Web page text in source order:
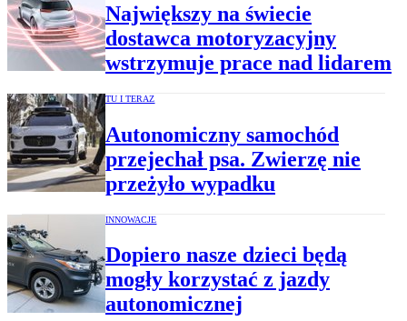
Największy na świecie
dostawca motoryzacyjny
wstrzymuje prace nad lidarem
TU I TERAZ
Autonomiczny samochód
przejechał psa. Zwierzę nie
przeżyło wypadku
INNOWACJE
Dopiero nasze dzieci będą
mogły korzystać z jazdy
autonomicznej